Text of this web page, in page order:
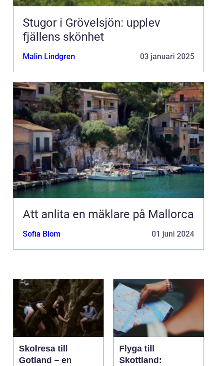
Stugor i Grövelsjön: upplev
fjällens skönhet
Malin Lindgren 03 januari 2025
Att anlita en mäklare på Mallorca
Sofia Blom 01 juni 2024
Skolresa till
Gotland – en
Flyga till
Skottland: